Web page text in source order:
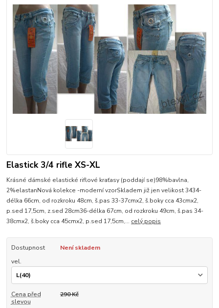
Elastick 3/4 rifle XS-XL
Krásné dámské elastické riflové kraťasy (poddají se)98%bavlna,
2%elastanNová kolekce -moderní vzorSkladem již jen velikost 3434-
délka 66cm, od rozkroku 48cm, š.pas 33-37cmx2, š.boky cca 43cmx2,
p.sed 17,5cm, z.sed 28cm36-délka 67cm, od rozkroku 49cm, š.pas 34-
38cmx2, š.boky cca 45cmx2, p.sed 17,5cm,... celý popis
Dostupnost
Není skladem
vel.
Cena před
slevou
290 Kč